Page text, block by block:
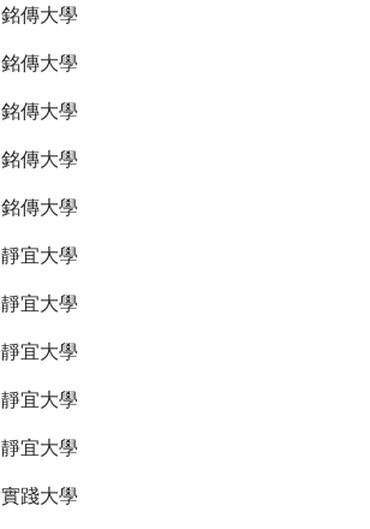
銘傳大學
銘傳大學
銘傳大學
銘傳大學
銘傳大學
靜宜大學
靜宜大學
靜宜大學
靜宜大學
靜宜大學
實踐大學